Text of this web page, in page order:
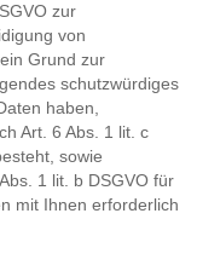
zur
von
Grund zur
schutzwürdiges
haben,
Art. 6 Abs. 1 lit. c
sowie
1 lit. b DSGVO für
mit Ihnen erforderlich